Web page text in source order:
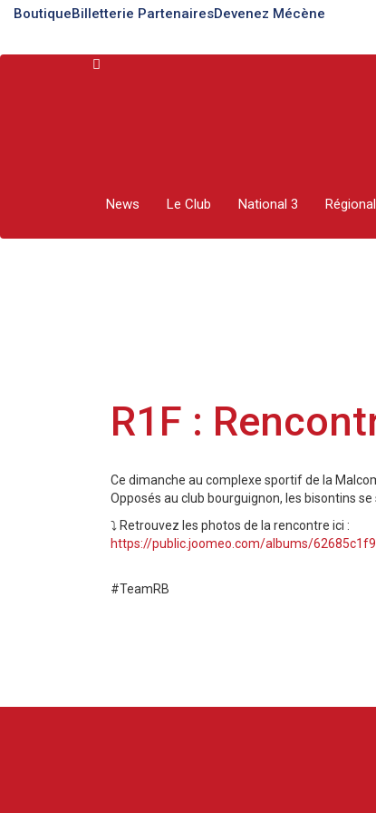
BoutiqueBilletterie PartenairesDevenez Mécène
News Le Club National 3
R1F :
R1F :
Ce dimanche au complexe sportif de la
Opposés au club bourguignon, les bisontins
⤵️ Retrouvez les photos de la rencontre ici :
https://public.joomeo.com/albums/
#TeamRB